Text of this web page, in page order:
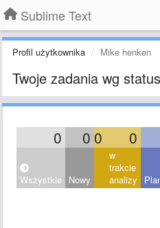
Sublime Text
Profil użytkownika Mike henken
Twoje zadania wg
0 0 0 0
Wszystkie Nowy
w
trakcie
analizy